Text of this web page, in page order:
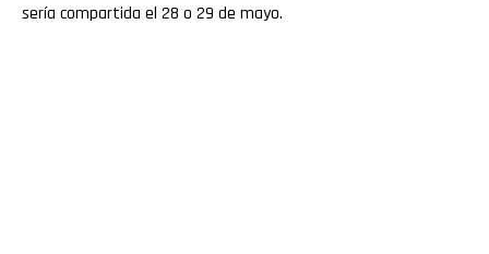
sería compartida el 28 o 29 de mayo.